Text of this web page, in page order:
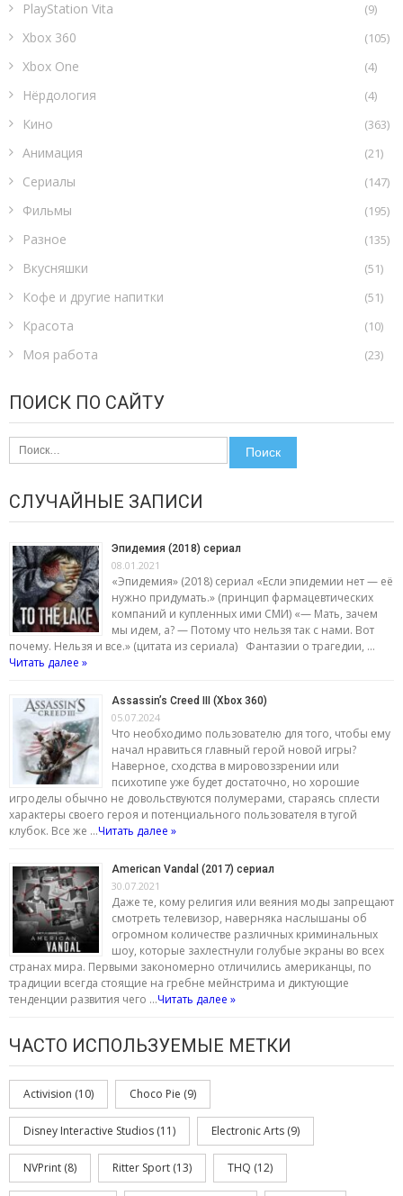
PlayStation Vita (9)
Xbox 360 (105)
Xbox One (4)
Нёрдология (4)
Кино (363)
Анимация (21)
Сериалы (147)
Фильмы (195)
Разное (135)
Вкусняшки (51)
Кофе и другие напитки (51)
Красота (10)
Моя работа (23)
ПОИСК ПО САЙТУ
Найти:
СЛУЧАЙНЫЕ ЗАПИСИ
Эпидемия (2018) сериал
08.01.2021
«Эпидемия» (2018) сериал «Если эпидемии нет — её
нужно придумать.» (принцип фармацевтических
компаний и купленных ими СМИ) «— Мать, зачем
мы идем, а? — Потому что нельзя так с нами. Вот
почему. Нельзя и все.» (цитата из сериала) Фантазии о трагедии, …
Читать далее »
Assassin’s Creed III (Xbox 360)
05.07.2024
Что необходимо пользователю для того, чтобы ему
начал нравиться главный герой новой игры?
Наверное, сходства в мировоззрении или
психотипе уже будет достаточно, но хорошие
игроделы обычно не довольствуются полумерами, стараясь сплести
характеры своего героя и потенциального пользователя в тугой
клубок. Все же …Читать далее »
American Vandal (2017) сериал
30.07.2021
Даже те, кому религия или веяния моды запрещают
смотреть телевизор, наверняка наслышаны об
огромном количестве различных криминальных
шоу, которые захлестнули голубые экраны во всех
странах мира. Первыми закономерно отличились американцы, по
традиции всегда стоящие на гребне мейнстрима и диктующие
тенденции развития чего …Читать далее »
ЧАСТО ИСПОЛЬЗУЕМЫЕ МЕТКИ
Activision (10) Choco Pie (9)
Disney Interactive Studios (11) Electronic Arts (9)
NVPrint (8) Ritter Sport (13) THQ (12)